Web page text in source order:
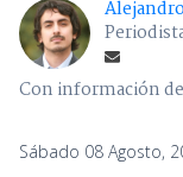
Con información de
Sábado 08 Agosto,